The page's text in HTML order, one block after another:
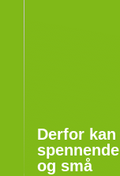
Derfor
og små